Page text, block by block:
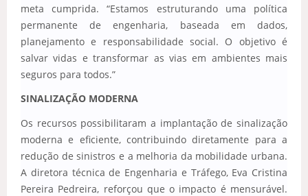
meta cumprida. “Estamos estruturando uma política
permanente de engenharia, baseada em dados,
planejamento e responsabilidade social. O objetivo é
salvar vidas e transformar as vias em ambientes mais
seguros para todos.”
SINALIZAÇÃO MODERNA
Os recursos possibilitaram a implantação de sinalização
moderna e eficiente, contribuindo diretamente para a
redução de sinistros e a melhoria da mobilidade urbana.
A diretora técnica de Engenharia e Tráfego, Eva Cristina
Pereira Pedreira, reforçou que o impacto é mensurável.